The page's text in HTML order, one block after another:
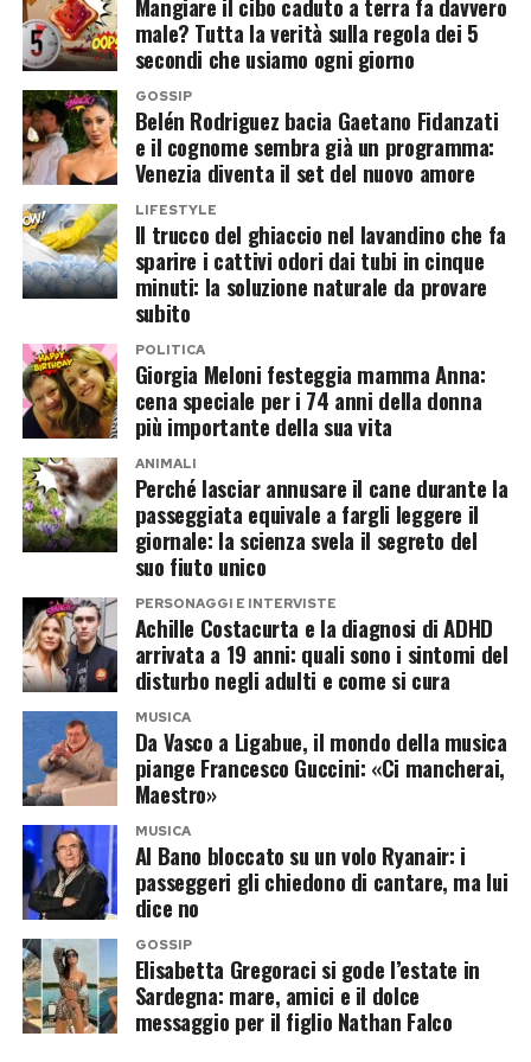
Post Views: 195
Islande gli hanno augurato una pronta
guarigione.
Post Views: 319
La proposta, tuttavia, avrebbe assunto contorni
diversi rispetto al passato. Il Grande Fratello,
pronto a tornare a settembre con un’edizione vip
condotta da Ilary Blasi, starebbe valutando la
possibilità di coinvolgere anche Alejandro
Martinez, imprenditore colombiano e compagno
di Casalino.
La coppia potrebbe entrare insieme,
trasformando la partecipazione in un racconto
sentimentale oltre che televisivo. Resta aperta
anche l’ipotesi di un ingresso in solitaria, mentre
sul tavolo continua a esserci l’opzione più
semplice: un doppio no e tutti a casa, ma senza
telecamere.
Chi è Alejandro Martinez, il
compagno che piace al reality
Alejandro Martinez potrebbe rappresentare la
vera carta a sorpresa dell’operazione.
Imprenditore colombiano, è legato
sentimentalmente a Casalino e finora ha
mantenuto un profilo molto più riservato
rispetto al compagno.
Proprio questa differenza potrebbe incuriosire
gli autori. Da una parte un volto abituato alle
telecamere, alle polemiche politiche e alla
comunicazione pubblica; dall’altra una figura
meno conosciuta dal grande pubblico, pronta a
Mangiare il cibo caduto a terra fa davvero
male? Tutta la verità sulla regola dei 5
secondi che usiamo ogni giorno
GOSSIP
Belén Rodriguez bacia Gaetano Fidanzati
e il cognome sembra già un programma:
Venezia diventa il set del nuovo amore
LIFESTYLE
Il trucco del ghiaccio nel lavandino che fa
sparire i cattivi odori dai tubi in cinque
minuti: la soluzione naturale da provare
subito
POLITICA
Giorgia Meloni festeggia mamma Anna:
cena speciale per i 74 anni della donna
più importante della sua vita
ANIMALI
Perché lasciar annusare il cane durante la
passeggiata equivale a fargli leggere il
giornale: la scienza svela il segreto del
suo fiuto unico
PERSONAGGI E INTERVISTE
Achille Costacurta e la diagnosi di ADHD
arrivata a 19 anni: quali sono i sintomi del
disturbo negli adulti e come si cura
MUSICA
Da Vasco a Ligabue, il mondo della musica
piange Francesco Guccini: «Ci mancherai,
Maestro»
MUSICA
Al Bano bloccato su un volo Ryanair: i
passeggeri gli chiedono di cantare, ma lui
dice no
GOSSIP
Elisabetta Gregoraci si gode l’estate in
Sardegna: mare, amici e il dolce
messaggio per il figlio Nathan Falco